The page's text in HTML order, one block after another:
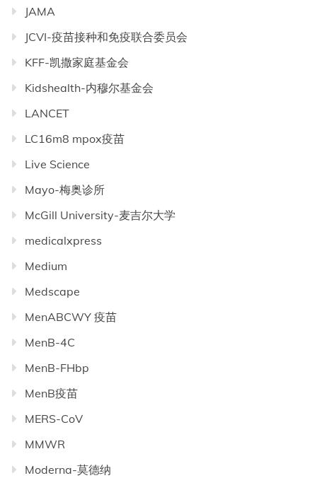
JAMA
JCVI-疫苗接种和免疫联合委员会
KFF-凯撒家庭基金会
Kidshealth-内穆尔基金会
LANCET
LC16m8 mpox疫苗
Live Science
Mayo-梅奥诊所
McGill University-麦吉尔大学
medicalxpress
Medium
Medscape
MenABCWY 疫苗
MenB-4C
MenB-FHbp
MenB疫苗
MERS-CoV
MMWR
Moderna-莫德纳